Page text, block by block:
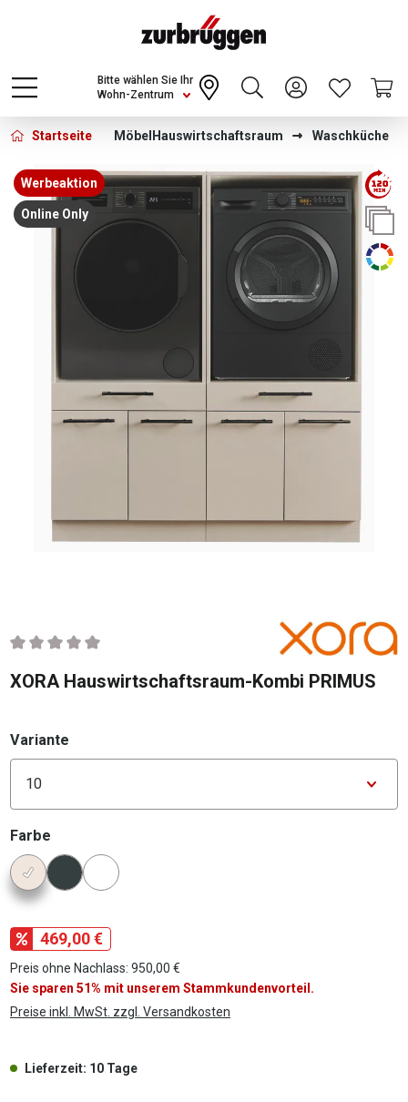
Choose a different country or region to see
content for your location and shop online
CONTINUE
Wohn-Zentrum
Bitte wählen Sie Ihr
Startseite Möbel Hauswirtschaftsraum Waschküche
Bildergalerie überspringen
Werbeaktion
Online Only
Durchschnittliche Bewertung von 0 von 5 Sternen
XORA Hauswirtschaftsraum-Kombi PRIMUS
Variante
Farbe
Konfigurator Farbe
469,00 €
Preis ohne Nachlass: 950,00 €
Sie sparen 51% mit unserem Stammkundenvorteil.
Preise inkl. MwSt. zzgl. Versandkosten
Lieferzeit: 10 Tage